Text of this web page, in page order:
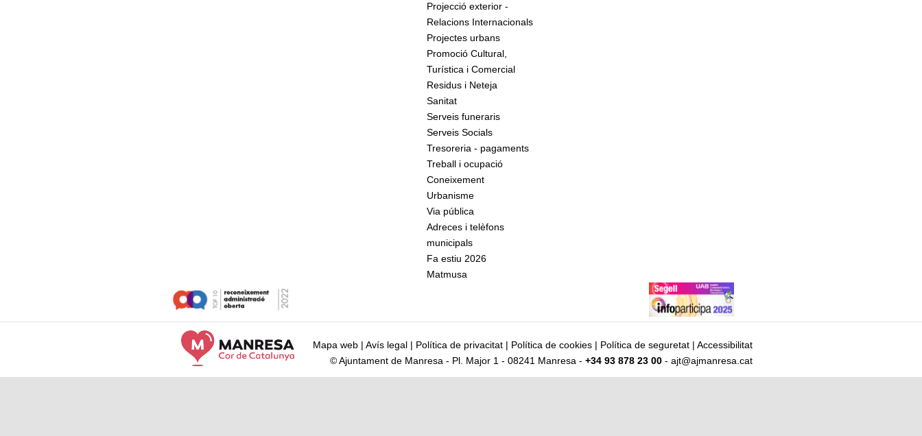
Projecció exterior -
Relacions Internacionals
Projectes urbans
Promoció Cultural,
Turística i Comercial
Residus i Neteja
Sanitat
Serveis funeraris
Serveis Socials
Tresoreria - pagaments
Treball i ocupació
Coneixement
Urbanisme
Via pública
Adreces i telèfons
municipals
Fa estiu 2026
Matmusa
Mapa web | Avís legal | Política de privacitat | Política de cookies | Política de seguretat | Accessibilitat
© Ajuntament de Manresa - Pl. Major 1 - 08241 Manresa - +34 93 878 23 00 - ajt@ajmanresa.cat